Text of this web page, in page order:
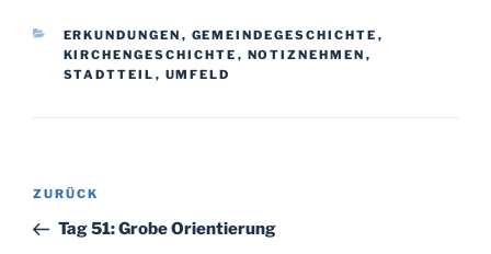
KATEGORIEN
ERKUNDUNGEN , GEMEINDEGESCHICHTE ,
KIRCHENGESCHICHTE , NOTIZNEHMEN ,
STADTTEIL , UMFELD
Beitragsnavigation
Vorheriger
Beitrag
ZURÜCK
Tag 51: Grobe Orientierung